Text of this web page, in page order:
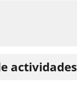
actividades